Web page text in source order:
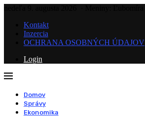
Kontakt
Inzercia
OCHRANA OSOBNÝCH ÚDAJOV
Login
Domov
Správy
Ekonomika